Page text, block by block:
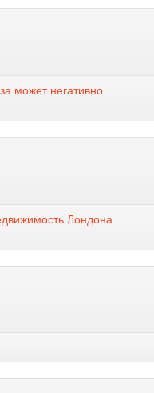
может негативно
Лондона